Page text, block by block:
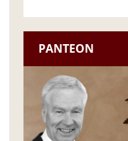
PANTEON